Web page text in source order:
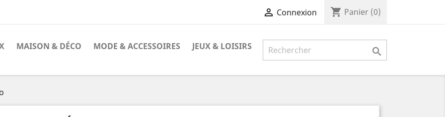
 Connexion shopping_cart Panier (0)
MAISON & DÉCO MODE & ACCESSOIRES JEUX & LOISIRS 